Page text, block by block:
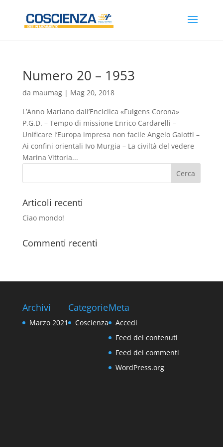
Numero 20 – 1953
da maumag| Mag 20, 2018
L’Anno Mariano dall’Enciclica «Fulgens Corona»
P.G.D. – Tempo di missione Enrico Cardarelli –
Unificare l’Europa impresa non facile Angelo Gaiotti –
Ai confini orientali Ivo Murgia – La civiltà del vedere
Marina Vittoria...
Articoli recenti
Ciao mondo!
Commenti recenti
Archivi
Marzo 2021
Categorie
Coscienza
Meta
Accedi
Feed dei contenuti
Feed dei commenti
WordPress.org